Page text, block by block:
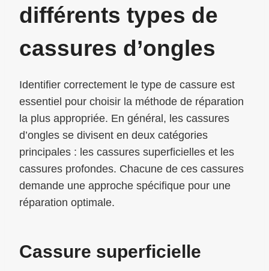
différents types de
cassures d’ongles
Identifier correctement le type de cassure est
essentiel pour choisir la méthode de réparation
la plus appropriée. En général, les cassures
d’ongles se divisent en deux catégories
principales : les cassures superficielles et les
cassures profondes. Chacune de ces cassures
demande une approche spécifique pour une
réparation optimale.
Cassure superficielle